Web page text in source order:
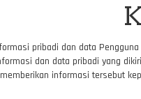
pribadi dan data
dan data pribadi yang
informasi tersebut